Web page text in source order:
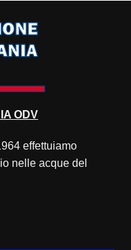
ODV
effettuiamo
nelle acque del